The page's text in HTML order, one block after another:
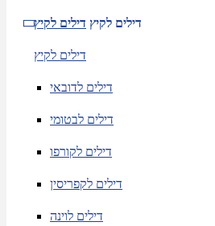
דילים לקיץ דילים לקיץ
דילים לקיץ
דילים לדובאי
דילים לבטומי
דילים לקורפו
דילים לקפריסין
דילים לוינה